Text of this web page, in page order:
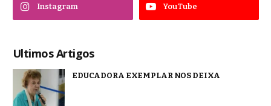
Instagram YouTube
Ultimos Artigos
EDUCADORA EXEMPLAR NOS DEIXA